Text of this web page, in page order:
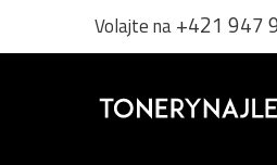
Volajte na+421 947